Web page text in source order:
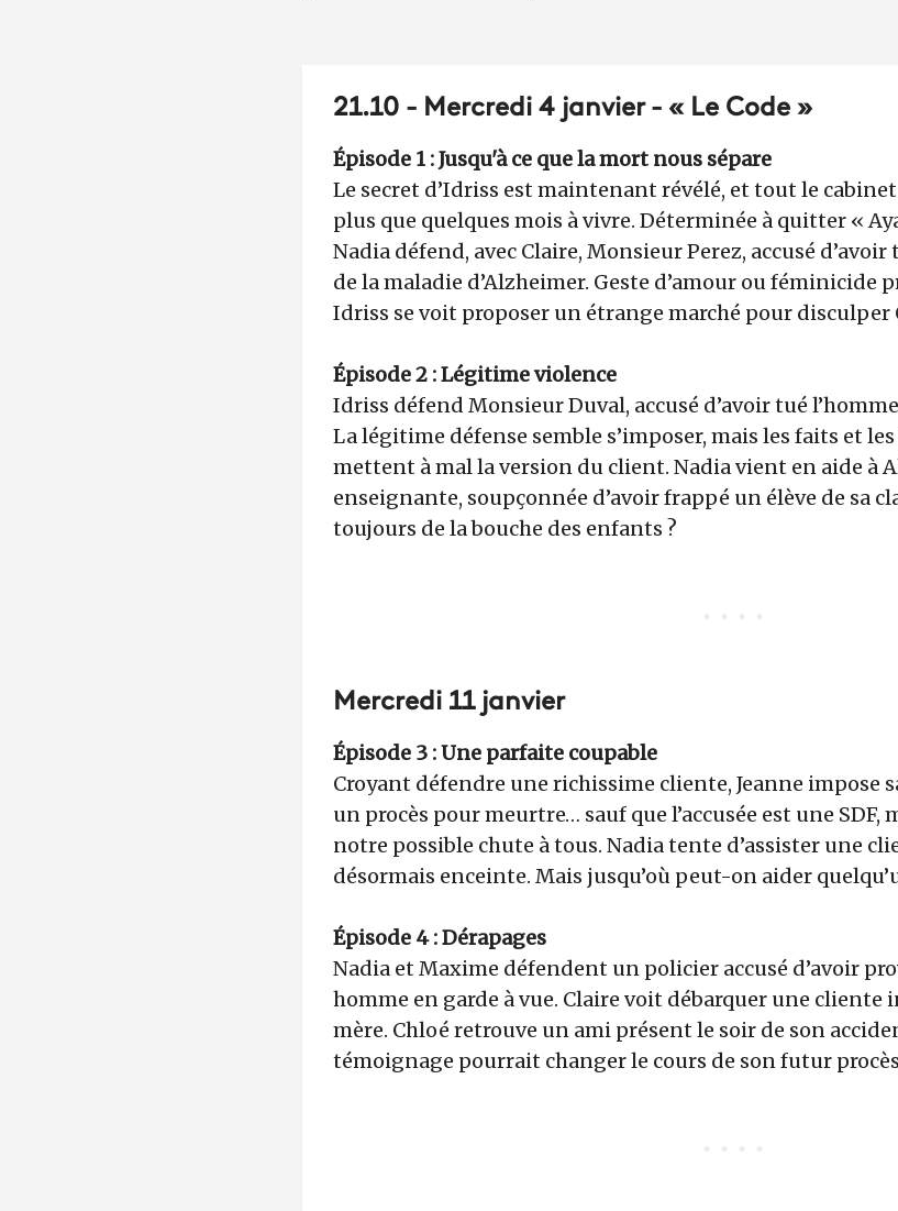
21.10 - Mercredi 4 janvier - « Le Code »
Épisode 1 : Jusqu'à ce que la mort nous sépare
Le secret d’Idriss est maintenant révélé, et tout le
plus que quelques mois à vivre. Déterminée à quitter «
Nadia défend, avec Claire, Monsieur Perez, accusé
de la maladie d’Alzheimer. Geste d’amour ou féminicide
Idriss se voit proposer un étrange marché pour disculper
Épisode 2 : Légitime violence
Idriss défend Monsieur Duval, accusé d’avoir tué
La légitime défense semble s’imposer, mais les faits et
mettent à mal la version du client. Nadia vient en aide à
enseignante, soupçonnée d’avoir frappé un élève de sa
toujours de la bouche des enfants ?
Mercredi 11 janvier
Épisode 3 : Une parfaite coupable
Croyant défendre une richissime cliente, Jeanne impose
un procès pour meurtre… sauf que l’accusée est une
notre possible chute à tous. Nadia tente d’assister une
désormais enceinte. Mais jusqu’où peut-on aider
Épisode 4 : Dérapages
Nadia et Maxime défendent un policier accusé d’avoir
homme en garde à vue. Claire voit débarquer une cliente
mère. Chloé retrouve un ami présent le soir de son
témoignage pourrait changer le cours de son futur